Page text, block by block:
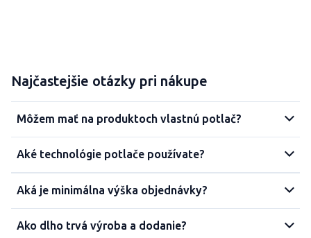
Najčastejšie otázky pri nákupe
Môžem mať na produktoch vlastnú potlač?
Aké technológie potlače používate?
Aká je minimálna výška objednávky?
Ako dlho trvá výroba a dodanie?